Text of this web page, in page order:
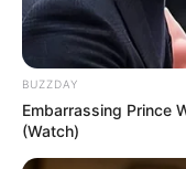
BRAINBERRIES
BUZZDAY
Embarrassing Prince
(Watch)